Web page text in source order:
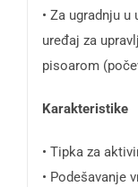
• Za ugradnju
uređaj za
pisoarom
Karakteristike
• Tipka za
• Podešavanje